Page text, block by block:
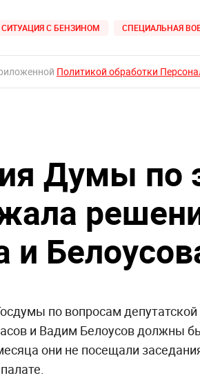
СИТУАЦИЯ С БЕНЗИНОМ СПЕЦИАЛЬНАЯ
Политикой обработки
Думы по
и
по вопросам
и Вадим Белоусов должны
они не посещали